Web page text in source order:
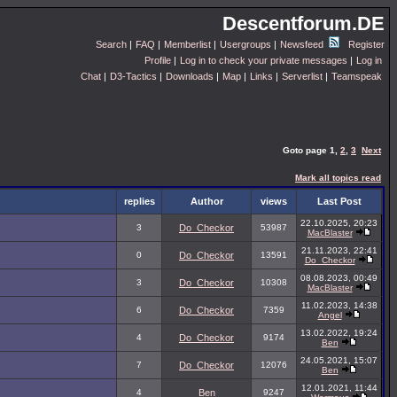
Descentforum.DE
Search | FAQ | Memberlist | Usergroups | Newsfeed
Register
Profile | Log in to check your private messages | Log in
Chat | D3-Tactics | Downloads | Map | Links | Serverlist | Teamspeak
Goto page 1 2 3 Next
Mark all topics read
replies Author views Last Post
3 Do_Checkor 53987
22.10.2025, 20:23
MacBlaster
0 Do_Checkor 13591
21.11.2023, 22:41
Do_Checkor
3 Do_Checkor 10308
08.08.2023, 00:49
MacBlaster
6 Do_Checkor 7359
11.02.2023, 14:38
Angel
4 Do_Checkor 9174
13.02.2022, 19:24
Ben
7 Do_Checkor 12076
24.05.2021, 15:07
Ben
4 Ben 9247
12.01.2021, 11:44